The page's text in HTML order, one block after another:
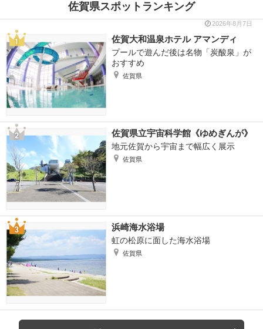
佐賀県スポットランキング
2026年8月7日
佐賀大和温泉ホテル アマンディ
プールで遊んだ後は名物「炭酸泉」が
おすすめ
佐賀県
佐賀県立宇宙科学館《ゆめぎんが》
地元佐賀から宇宙まで幅広く展示
佐賀県
浜崎海水浴場
虹の松原に面した海水浴場
佐賀県